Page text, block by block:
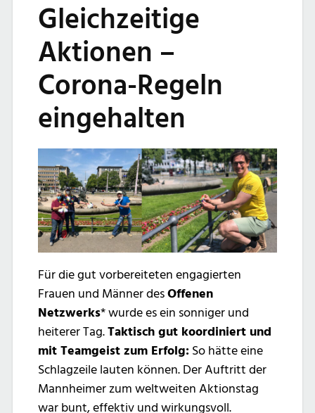
Gleichzeitige
Aktionen –
Corona-Regeln
eingehalten
Für die gut vorbereiteten engagierten
Frauen und Männer desOffenen
Netzwerks* wurde es ein sonniger und
heiterer Tag.Taktisch gut koordiniert und
mit Teamgeist zum Erfolg: So hätte eine
Schlagzeile lauten können. Der Auftritt der
Mannheimer zum weltweiten Aktionstag
war bunt, effektiv und wirkungsvoll.